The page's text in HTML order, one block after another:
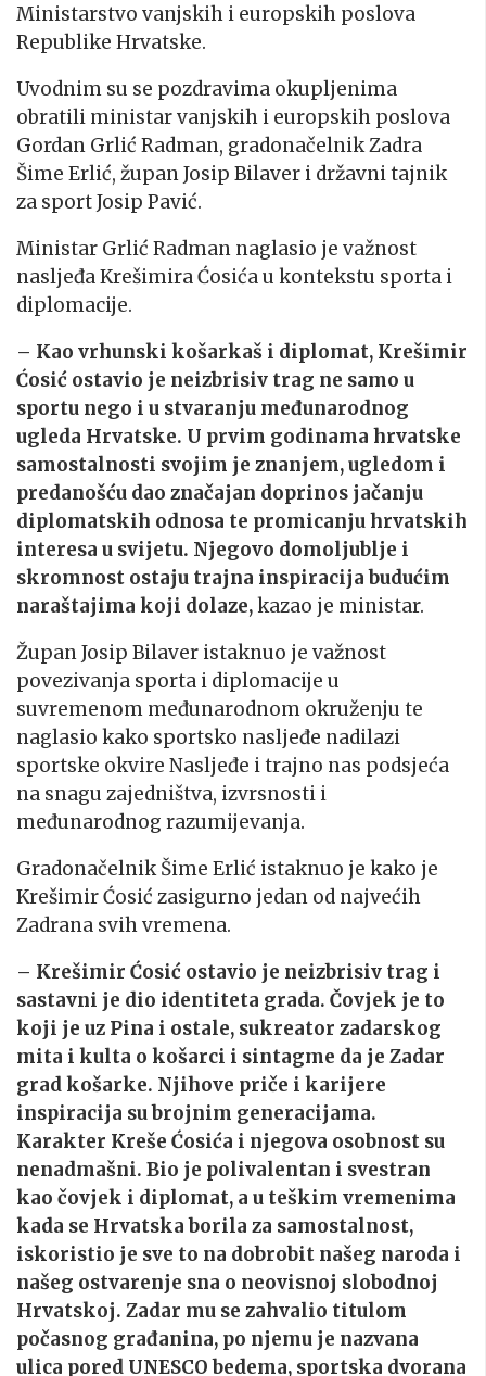
Ministarstvo vanjskih i europskih poslova
Republike Hrvatske.
Uvodnim su se pozdravima okupljenima
obratili ministar vanjskih i europskih poslova
Gordan Grlić Radman, gradonačelnik Zadra
Šime Erlić, župan Josip Bilaver i državni tajnik
za sport Josip Pavić.
Ministar Grlić Radman naglasio je važnost
nasljeđa Krešimira Ćosića u kontekstu sporta i
diplomacije.
– Kao vrhunski košarkaš i diplomat, Krešimir
Ćosić ostavio je neizbrisiv trag ne samo u
sportu nego i u stvaranju međunarodnog
ugleda Hrvatske. U prvim godinama hrvatske
samostalnosti svojim je znanjem, ugledom i
predanošću dao značajan doprinos jačanju
diplomatskih odnosa te promicanju hrvatskih
interesa u svijetu. Njegovo domoljublje i
skromnost ostaju trajna inspiracija budućim
naraštajima koji dolaze,kazao je ministar.
Župan Josip Bilaver istaknuo je važnost
povezivanja sporta i diplomacije u
suvremenom međunarodnom okruženju te
naglasio kako sportsko nasljeđe nadilazi
sportske okvire Nasljeđe i trajno nas podsjeća
na snagu zajedništva, izvrsnosti i
međunarodnog razumijevanja.
Gradonačelnik Šime Erlić istaknuo je kako je
Krešimir Ćosić zasigurno jedan od najvećih
Zadrana svih vremena.
– Krešimir Ćosić ostavio je neizbrisiv trag i
sastavni je dio identiteta grada. Čovjek je to
koji je uz Pina i ostale, sukreator zadarskog
mita i kulta o košarci i sintagme da je Zadar
grad košarke. Njihove priče i karijere
inspiracija su brojnim generacijama.
Karakter Kreše Ćosića i njegova osobnost su
nenadmašni. Bio je polivalentan i svestran
kao čovjek i diplomat, a u teškim vremenima
kada se Hrvatska borila za samostalnost,
iskoristio je sve to na dobrobit našeg naroda i
našeg ostvarenje sna o neovisnoj slobodnoj
Hrvatskoj. Zadar mu se zahvalio titulom
počasnog građanina, po njemu je nazvana
ulica pored UNESCO bedema, sportska dvorana